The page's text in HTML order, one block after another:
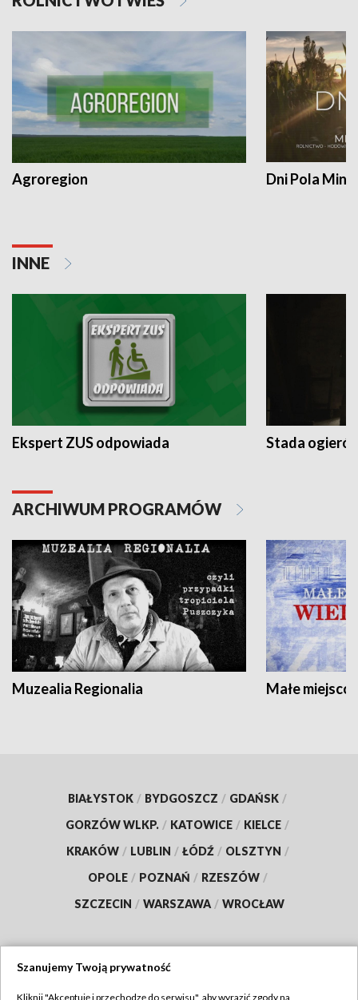
Agroregion Dni Pola
INNE
Ekspert ZUS odpowiada Stada
ARCHIWUM PROGRAMÓW
Muzealia Regionalia Małe
BIAŁYSTOK / BYDGOSZCZ / GDAŃSK /
GORZÓW WLKP. / KATOWICE / KIELCE /
KRAKÓW / LUBLIN / ŁÓDŹ / OLSZTYN /
OPOLE / POZNAŃ / RZESZÓW /
SZCZECIN / WARSZAWA / WROCŁAW
Szanujemy Twoją prywatność
Kliknij "Akceptuję i przechodzę do serwisu", aby wyrazić zgody na